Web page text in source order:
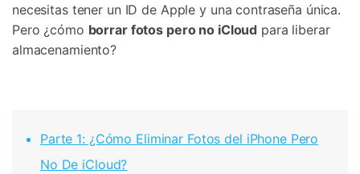
Encuentra Más Soluciones
necesitas tener un ID de Apple y una contraseña única.
Pero ¿cómo borrar fotos pero no iCloud para liberar
almacenamiento?
Parte 1: ¿Cómo Eliminar Fotos del iPhone Pero
No De iCloud?